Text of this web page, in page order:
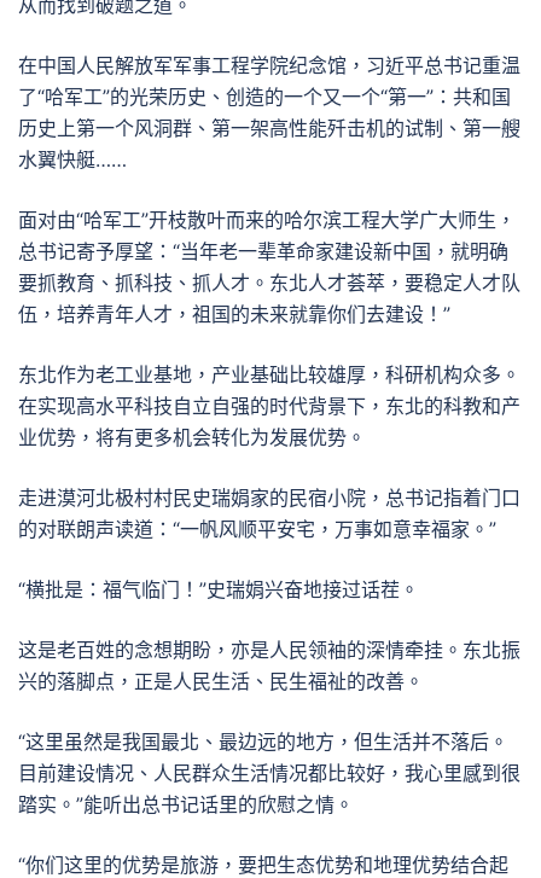
从而找到破题之道。
在中国人民解放军军事工程学院纪念馆，习近平总书记重温
了“哈军工”的光荣历史、创造的一个又一个“第一”：共和国
历史上第一个风洞群、第一架高性能歼击机的试制、第一艘
水翼快艇……
面对由“哈军工”开枝散叶而来的哈尔滨工程大学广大师生，
总书记寄予厚望：“当年老一辈革命家建设新中国，就明确
要抓教育、抓科技、抓人才。东北人才荟萃，要稳定人才队
伍，培养青年人才，祖国的未来就靠你们去建设！”
东北作为老工业基地，产业基础比较雄厚，科研机构众多。
在实现高水平科技自立自强的时代背景下，东北的科教和产
业优势，将有更多机会转化为发展优势。
走进漠河北极村村民史瑞娟家的民宿小院，总书记指着门口
的对联朗声读道：“一帆风顺平安宅，万事如意幸福家。”
“横批是：福气临门！”史瑞娟兴奋地接过话茬。
这是老百姓的念想期盼，亦是人民领袖的深情牵挂。东北振
兴的落脚点，正是人民生活、民生福祉的改善。
“这里虽然是我国最北、最边远的地方，但生活并不落后。
目前建设情况、人民群众生活情况都比较好，我心里感到很
踏实。”能听出总书记话里的欣慰之情。
“你们这里的优势是旅游，要把生态优势和地理优势结合起